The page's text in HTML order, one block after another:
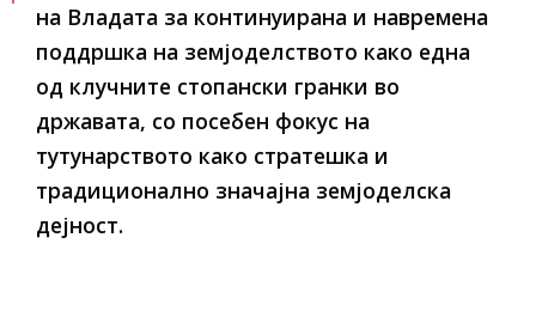
на Владата за континуирана и навремена
поддршка на земјоделството како една
од клучните стопански гранки во
државата, со посебен фокус на
тутунарството како стратешка и
традиционално значајна земјоделска
дејност.